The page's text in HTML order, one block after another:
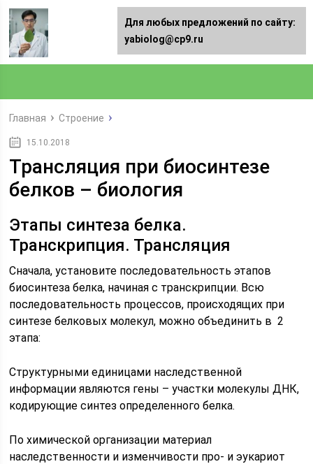
Главная Строение
15.10.2018
Трансляция при биосинтезе
белков – биология
Этапы синтеза белка.
Транскрипция. Трансляция
Сначала, установите последовательность этапов
биосинтеза белка, начиная с транскрипции. Всю
последовательность процессов, происходящих при
синтезе белковых молекул, можно объединить в 2
этапа:
Структурными единицами наследственной
информации являются гены – участки молекулы ДНК,
кодирующие синтез определенного белка.
По химической организации материал
наследственности и изменчивости про- и эукариот
Для любых предложений по сайту:
yabiolog@cp9.ru